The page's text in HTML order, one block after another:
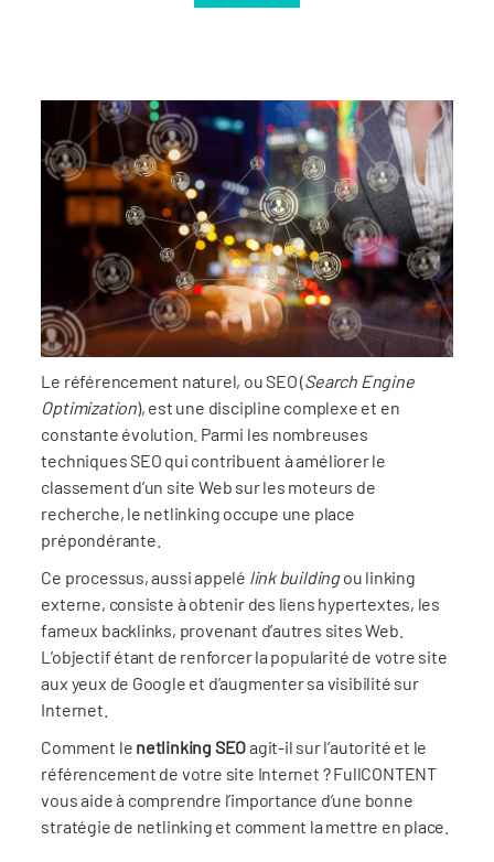
Le référencement naturel, ou SEO (Search Engine
Optimization), est une discipline complexe et en
constante évolution. Parmi les nombreuses
techniques SEO qui contribuent à améliorer le
classement d’un site Web sur les moteurs de
recherche, le netlinking occupe une place
prépondérante.
Ce processus, aussi appelé link buildingou linking
externe, consiste à obtenir des liens hypertextes, les
fameux backlinks, provenant d’autres sites Web.
L’objectif étant de renforcer la popularité de votre site
aux yeux de Google et d’augmenter sa visibilité sur
Internet.
Comment le netlinking SEOagit-il sur l’autorité et le
référencement de votre site Internet ? FullCONTENT
vous aide à comprendre l’importance d’une bonne
stratégie de netlinking et comment la mettre en place.